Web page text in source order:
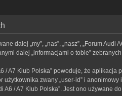
dalej „my”, „nas”, „nasz”, „Forum
dalej „informacjami o tobie”
A7 Klub Polska” powoduje, że
zwany „user-id” i
/ A7 Klub Polska”. Jest ono używane